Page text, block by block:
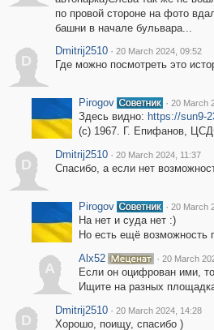
по провой стороне на фото
башни в начале бульвара...
D
Dmitrij2510 · 20 March 2024, 09:52
Где можно посмотреть это
Pirogov · 20 March
Здесь видно: https://sun9-
(с) 1967. Г. Епифанов,
D
Dmitrij2510 · 20 March 2024, 11:37
Спасибо, а если нет
Pirogov · 20 March
На нет и суда нет :)
Но есть ещё возможность
A
Alx52 · 20 March
Если он оцифрован ими,
Ищите на разных
D
Dmitrij2510 · 20 March 2024, 14:28
Хорошо, поищу, спасибо )